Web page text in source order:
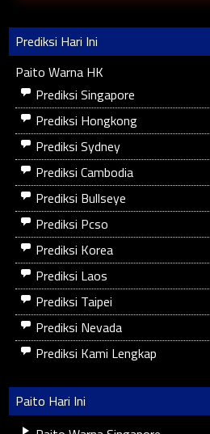
Prediksi Hari Ini
Paito Warna HK
Prediksi Singapore
Prediksi Hongkong
Prediksi Sydney
Prediksi Cambodia
Prediksi Bullseye
Prediksi Pcso
Prediksi Korea
Prediksi Laos
Prediksi Taipei
Prediksi Nevada
Prediksi Kami Lengkap
Paito Hari Ini